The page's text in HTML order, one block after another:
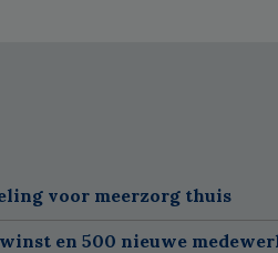
voor meerzorg thuis
en 500 nieuwe